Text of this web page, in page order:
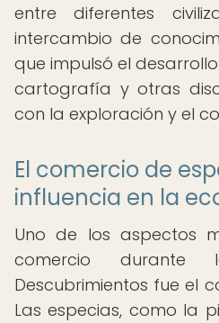
entre diferentes
intercambio de
que impulsó el
cartografía y otras
con la exploración y el
El comercio de
influencia en la
Uno de los aspectos
comercio
Descubrimientos fue el
Las especias, como la